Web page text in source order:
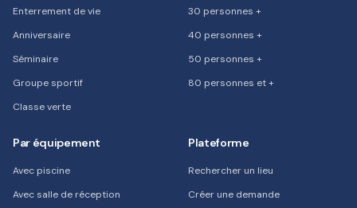
Enterrement de vie
Anniversaire
Séminaire
Groupe sportif
Classe verte
30 personnes +
40 personnes +
50 personnes +
80 personnes et +
Par équipement
Avec piscine
Avec salle de réception
Plateforme
Rechercher un lieu
Créer une demande